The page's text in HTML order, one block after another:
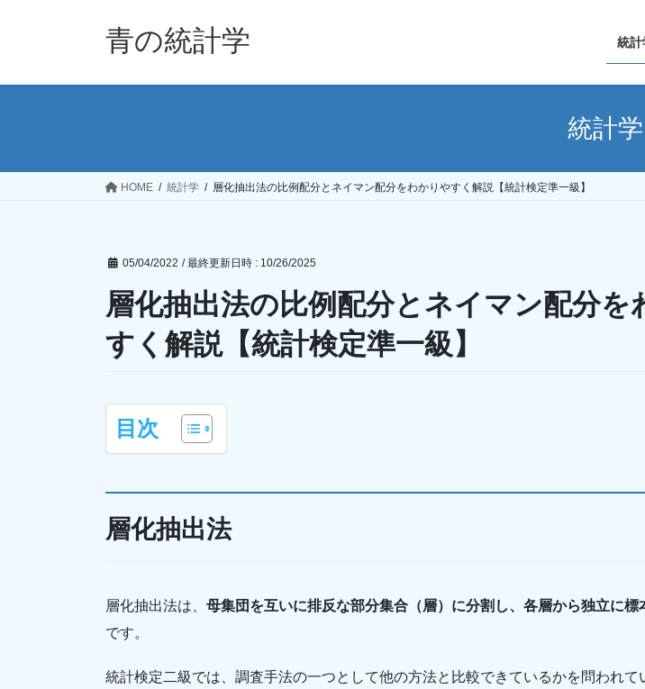
青の統計学 統計
統計学
HOME 統計学 層化抽出法の比例配分とネイマン配分をわかりやすく解説【統計検定準一級】
05/04/2022 / 最終更新日時 : 10/26/2025
層化抽出法の比例配分とネイマン配分を
すく解説【統計検定準一級】
目次
層化抽出法
層化抽出法は、 母集団を互いに排反な部分集合（層）に分割し、各層から独立に標
です。
統計検定二級では、調査手法の一つとして他の方法と比較できているかを問われて